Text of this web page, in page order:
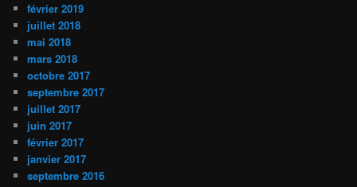
février 2019
juillet 2018
mai 2018
mars 2018
octobre 2017
septembre 2017
juillet 2017
juin 2017
février 2017
janvier 2017
septembre 2016